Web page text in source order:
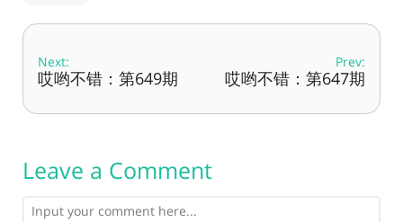
Next:
哎哟不错：第649期
Prev:
哎哟不错：第647期
Leave a Comment